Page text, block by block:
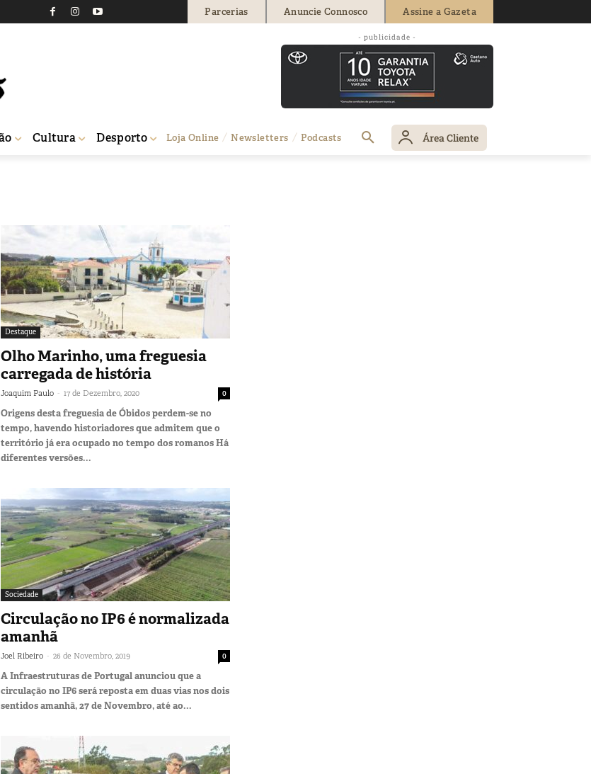
Parcerias Anuncie Connosco Assine a Gazeta
- publicidade -
Cultura Desporto Loja Online Newsletters Podcasts Área Cliente
Destaque
Olho Marinho, uma freguesia
carregada de história
Joaquim Paulo - 17 de Dezembro, 2020 0
Origens desta freguesia de Óbidos perdem-se no
tempo, havendo historiadores que admitem que o
território já era ocupado no tempo dos romanos Há
diferentes versões...
Sociedade
Circulação no IP6 é normalizada
amanhã
Joel Ribeiro - 26 de Novembro, 2019 0
A Infraestruturas de Portugal anunciou que a
circulação no IP6 será reposta em duas vias nos dois
sentidos amanhã, 27 de Novembro, até ao...